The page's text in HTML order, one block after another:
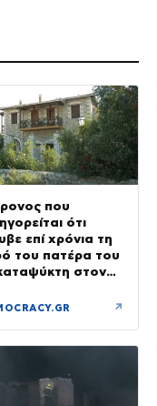
που
ότι
επί χρόνια τη
του πατέρα του
στον
στους
↗